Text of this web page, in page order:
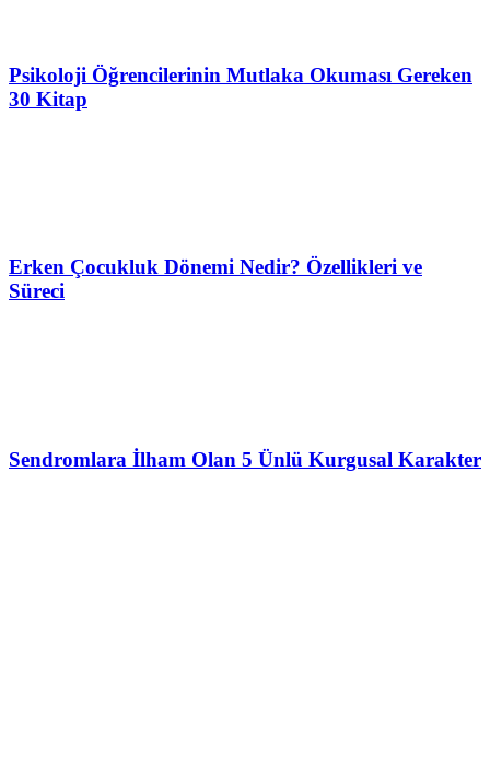
Psikoloji Öğrencilerinin Mutlaka Okuması Gereken
30 Kitap
Erken Çocukluk Dönemi Nedir? Özellikleri ve
Süreci
Sendromlara İlham Olan 5 Ünlü Kurgusal Karakter